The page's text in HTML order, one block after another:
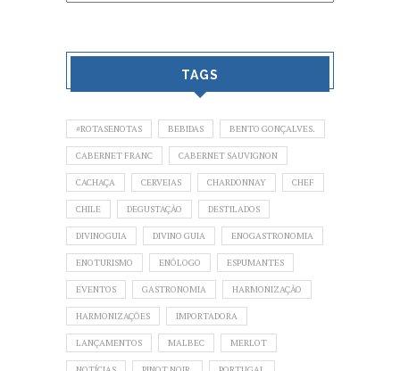
TAGS
#ROTASENOTAS BEBIDAS BENTO GONÇALVES.
CABERNET FRANC CABERNET SAUVIGNON
CACHAÇA CERVEJAS CHARDONNAY CHEF
CHILE DEGUSTAÇÃO DESTILADOS
DIVINOGUIA DIVINO GUIA ENOGASTRONOMIA
ENOTURISMO ENÓLOGO ESPUMANTES
EVENTOS GASTRONOMIA HARMONIZAÇÃO
HARMONIZAÇÕES IMPORTADORA
LANÇAMENTOS MALBEC MERLOT